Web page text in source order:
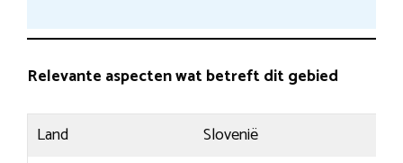
Relevante aspecten wat betreft dit gebied
Land
Slovenië